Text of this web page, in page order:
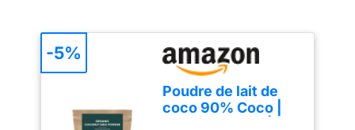
Poudre de lait de
coco 90% Coco |
-5%